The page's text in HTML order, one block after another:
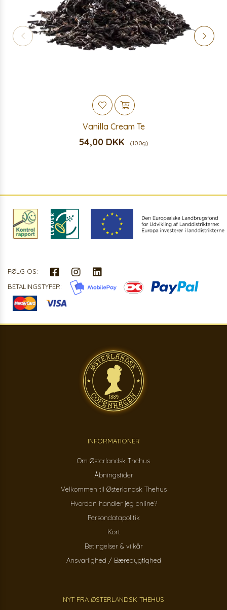
Vanilla Cream Te
54,00 DKK (100g)
FØLG OS:
BETALINGSTYPER:
INFORMATIONER
Om Østerlandsk Thehus
Åbningstider
Velkommen til Østerlandsk Thehus
Hvordan handler jeg online?
Persondatapolitik
Kort
Betingelser & vilkår
Ansvarlighed / Bæredygtighed
NYT FRA ØSTERLANDSK THEHUS